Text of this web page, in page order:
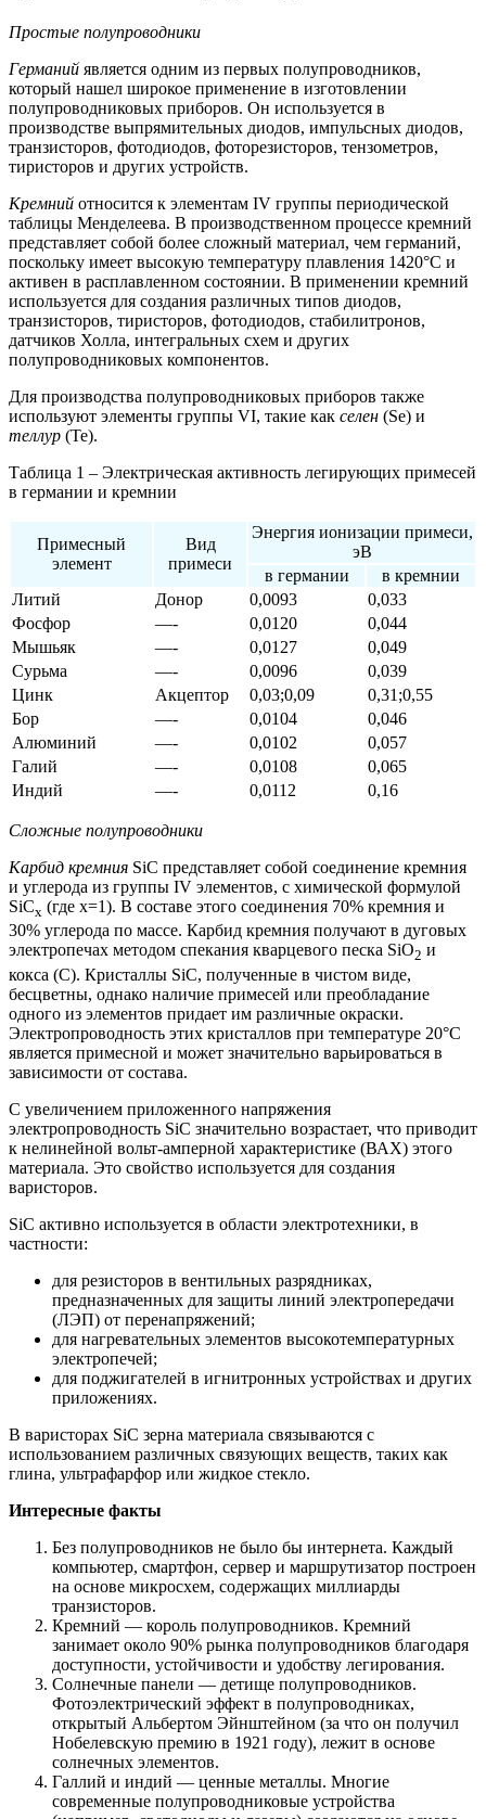
Простые полупроводники
Германий является одним из первых полупроводников,
который нашел широкое применение в изготовлении
полупроводниковых приборов. Он используется в
производстве выпрямительных диодов, импульсных диодов,
транзисторов, фотодиодов, фоторезисторов, тензометров,
тиристоров и других устройств.
Кремний относится к элементам IV группы периодической
таблицы Менделеева. В производственном процессе кремний
представляет собой более сложный материал, чем германий,
поскольку имеет высокую температуру плавления 1420°C и
активен в расплавленном состоянии. В применении кремний
используется для создания различных типов диодов,
транзисторов, тиристоров, фотодиодов, стабилитронов,
датчиков Холла, интегральных схем и других
полупроводниковых компонентов.
Для производства полупроводниковых приборов также
используют элементы группы VI, такие как селен (Se) и
теллур (Te).
Таблица 1 – Электрическая активность легирующих примесей
в германии и кремнии
Примесный
элемент
Вид
примеси
Энергия ионизации примеси,
эВ
в германии
в кремнии
Литий
Донор 0,0093
0,033
Фосфор
—- 0,0120
0,044
Мышьяк
—- 0,0127
0,049
Сурьма
—- 0,0096
0,039
Цинк
Акцептор 0,03;0,09
0,31;0,55
Бор
—- 0,0104
0,046
Алюминий
—- 0,0102
0,057
Галий
—- 0,0108
0,065
Индий
—- 0,0112 0,16
Сложные полупроводники
Карбид кремния SiC представляет собой соединение кремния
и углерода из группы IV элементов, с химической формулой
SiCх (где х=1). В составе этого соединения 70% кремния и
30% углерода по массе. Карбид кремния получают в дуговых
электропечах методом спекания кварцевого песка SiO2 и
кокса (С). Кристаллы SiC, полученные в чистом виде,
бесцветны, однако наличие примесей или преобладание
одного из элементов придает им различные окраски.
Электропроводность этих кристаллов при температуре 20°C
является примесной и может значительно варьироваться в
зависимости от состава.
С увеличением приложенного напряжения
электропроводность SiC значительно возрастает, что приводит
к нелинейной вольт-амперной характеристике (ВАХ) этого
материала. Это свойство используется для создания
варисторов.
SiC активно используется в области электротехники, в
частности:
для резисторов в вентильных разрядниках,
предназначенных для защиты линий электропередачи
(ЛЭП) от перенапряжений;
для нагревательных элементов высокотемпературных
электропечей;
для поджигателей в игнитронных устройствах и других
приложениях.
В варисторах SiC зерна материала связываются с
использованием различных связующих веществ, таких как
глина, ультрафарфор или жидкое стекло.
Интересные факты
Без полупроводников не было бы интернета. Каждый
компьютер, смартфон, сервер и маршрутизатор построен
на основе микросхем, содержащих миллиарды
транзисторов.
Кремний — король полупроводников. Кремний
занимает около 90% рынка полупроводников благодаря
доступности, устойчивости и удобству легирования.
Солнечные панели — детище полупроводников.
Фотоэлектрический эффект в полупроводниках,
открытый Альбертом Эйнштейном (за что он получил
Нобелевскую премию в 1921 году), лежит в основе
солнечных элементов.
Галлий и индий — ценные металлы. Многие
современные полупроводниковые устройства